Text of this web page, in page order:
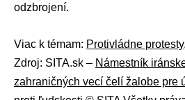
odzbrojení.
Viac k témam: Protivládne protesty,
Zdroj: SITA.sk – Námestník
zahraničných vecí čelí žalobe pre